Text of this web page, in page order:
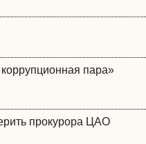
пара»
прокурора ЦАО